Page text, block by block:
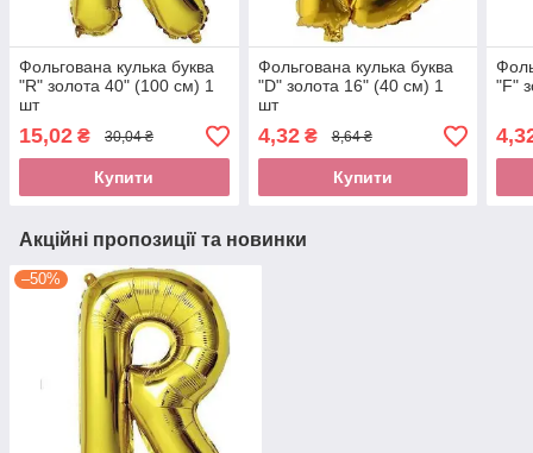
Фольгована кулька буква
"R" золота 40" (100 см) 1
шт
15,02 ₴ 30,04 ₴
Купити
Фольгована кулька буква
"D" золота 16" (40 см) 1
шт
4,32₴ 8,64 ₴
Купити
"F"
Акційні пропозиції та новинки
–50%